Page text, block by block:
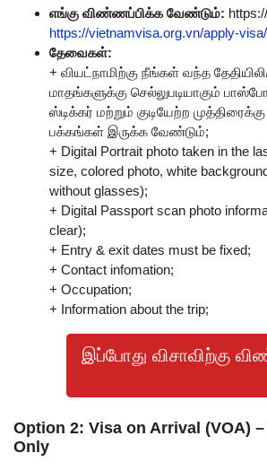
எங்கு விண்ணப்பிக்க வேண்டும்:
https://vietnamvisa.org.vn/apply-visa/
தேவைகள்:
+ வியட்நாமிற்கு நீங்கள் வந்த
மாதங்களுக்கு செல்லுபடியாகும்
ஸ்டிக்கர் மற்றும் குடியேற்ற
பக்கங்கள் இருக்க வேண்டும்;
+ Digital Portrait photo taken in the
size, colored photo, white
without glasses);
+ Digital Passport scan photo
clear);
+ Entry & exit dates must be fixed;
+ Contact infomation;
+ Occupation;
+ Information about the trip;
இப்போது விசாவிற்கு
Option 2: Visa on Arrival (VOA) –
Only